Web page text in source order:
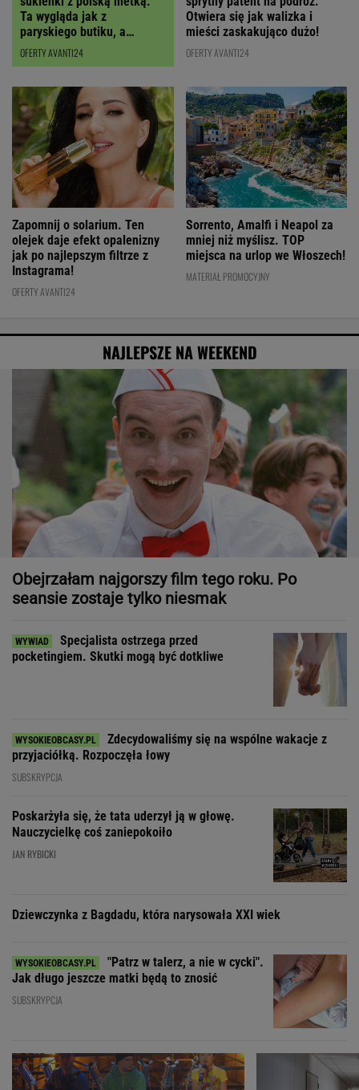
Ta wygląda jak z
paryskiego butiku, a
kupimy ją z RABATEM
OFERTY AVANTI24
Otwiera się jak walizka i
mieści zaskakująco dużo!
OFERTY AVANTI24
Zapomnij o solarium. Ten
olejek daje efekt opalenizny
jak po najlepszym filtrze z
Instagrama!
OFERTY AVANTI24
Sorrento, Amalfi i Neapol za
mniej niż myślisz. TOP
miejsca na urlop we Włoszech!
MATERIAŁ PROMOCYJNY
NAJLEPSZE NA WEEKEND
Obejrzałam najgorszy film tego roku. Po
seansie zostaje tylko niesmak
Specjalista ostrzega przed
pocketingiem. Skutki mogą być dotkliwe
Zdecydowaliśmy się na wspólne wakacje z
przyjaciółką. Rozpoczęła łowy
SUBSKRYPCJA
Poskarżyła się, że tata uderzył ją w głowę.
Nauczycielkę coś zaniepokoiło
JAN RYBICKI
Dziewczynka z Bagdadu, która narysowała XXI wiek
"Patrz w talerz, a nie w cycki".
Jak długo jeszcze matki będą to znosić
SUBSKRYPCJA